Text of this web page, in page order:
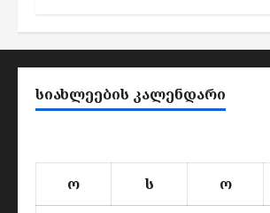
ᲡᲘᲐᲮᲚᲔᲔᲑᲘᲡ ᲙᲐᲚᲔᲜᲓᲐᲠᲘ
ო ს ო